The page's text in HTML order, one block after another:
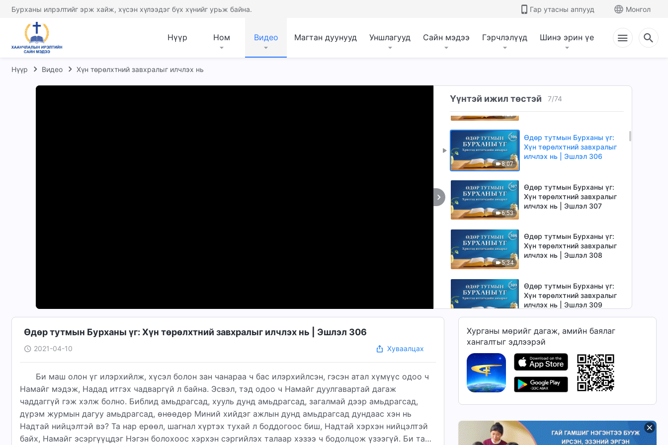
Бурханы илрэлтийг эрж хайж, хүсэн хүлээдэг бүх хүнийг урьж байна. Гар утасны аппууд Монгол
Нүүр Ном Видео Магтан дуунууд Уншлагууд Сайн мэдээ Гэрчлэлүүд Шинэ эрин үе
Нүүр Видео Хүн төрөлхтний завхралыг илчлэх нь
Үүнтэй ижил төстэй 7/74
илчлэх нь | Эшлэл 303
Өдөр тутмын Бурханы үг:
Хүн төрөлхтний завхралыг
9:28
Өдөр тутмын Бурханы үг:
Хүн төрөлхтний завхралыг
8:07
Өдөр тутмын Бурханы үг:
Хүн төрөлхтний завхралыг
илчлэх нь | Эшлэл 306
6:53
Өдөр тутмын Бурханы үг:
Хүн төрөлхтний завхралыг
илчлэх нь | Эшлэл 307
5:34
Өдөр тутмын Бурханы үг:
Хүн төрөлхтний завхралыг
илчлэх нь | Эшлэл 308
Өдөр тутмын Бурханы үг:
Хүн төрөлхтний завхралыг
илчлэх нь | Эшлэл 309
12:06
Өдөр тутмын Бурханы үг:
Хүн төрөлхтний завхралыг
илчлэх нь | Эшлэл 310
Өдөр тутмын Бурханы үг:
Хүн төрөлхтний завхралыг
илчлэх нь | Эшлэл 311
Өдөр тутмын Бурханы үг:
Хүн төрөлхтний завхралыг
Өдөр тутмын Бурханы үг: Хүн төрөлхтний завхралыг илчлэх нь | Эшлэл 306
2021-04-10 Хуваалцах
Би маш олон үг илэрхийлж, хүсэл болон зан чанараа ч бас илэрхийлсэн, гэсэн атал хүмүүс одоо ч
Намайг мэдэж, Надад итгэх чадваргүй л байна. Эсвэл, тэд одоо ч Намайг дуулгавартай дагаж
чаддаггүй гэж хэлж болно. Библид амьдрагсад, хууль дунд амьдрагсад, загалмай дээр амьдрагсад,
дүрэм журмын дагуу амьдрагсад, өнөөдөр Миний хийдэг ажлын дунд амьдрагсад дундаас хэн нь
Надтай нийцэлтэй вэ? Та нар ерөөл, шагнал хүртэх тухай л боддогоос биш, Надтай хэрхэн нийцэлтэй
байх, Намайг эсэргүүцдэг Нэгэн болохоос хэрхэн сэргийлэх талаар хэзээ ч бодолцож үзээгүй. Би та
Хурганы мөрийг дагаж, амийн баялаг
хангалтыг эдлээрэй